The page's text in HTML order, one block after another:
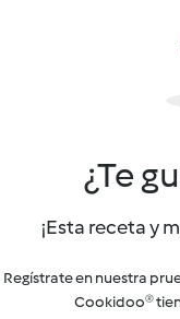
¿Te
¡Esta receta y
Regístrate en nuestra
Cookidoo®